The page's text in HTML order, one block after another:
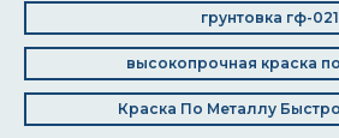
грунтовка гф-021
высокопрочная краска
Краска По Металлу